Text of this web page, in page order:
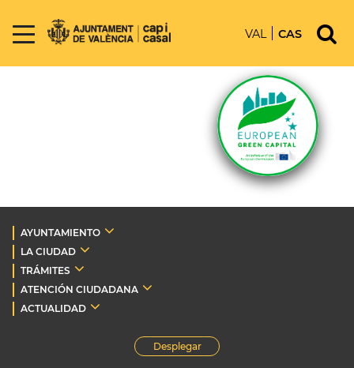
VAL CAS
AYUNTAMIENTO
LA CIUDAD
TRÁMITES
ATENCIÓN CIUDADANA
ACTUALIDAD
Desplegar